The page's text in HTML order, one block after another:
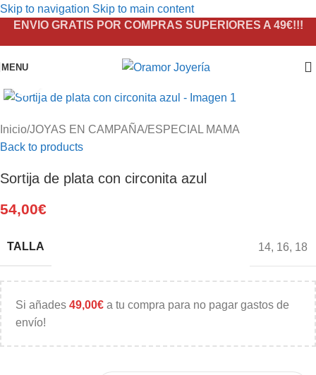
Skip to navigation Skip to main content
ENVIO GRATIS POR COMPRAS SUPERIORES A 49€!!!
MENU
Inicio/JOYAS EN CAMPAÑA/ESPECIAL MAMA
Back to products
Sortija de plata con circonita azul
54,00€
TALLA 14, 16, 18
Si añades 49,00€ a tu compra para no pagar gastos de
envío!